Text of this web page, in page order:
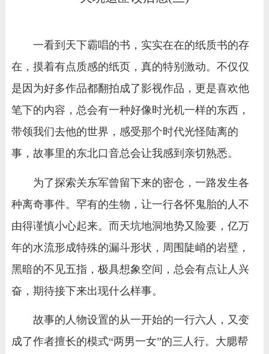
一看到天下霸唱的书，实实在在的纸质书的存
在，摸着有点质感的纸页，真的特别激动。不仅仅
是因为好多作品都翻拍成了影视作品，更是喜欢他
笔下的内容，总会有一种好像时光机一样的东西，
带领我们去他的世界，感受那个时代光怪陆离的
事，故事里的东北口音总会让我感到亲切熟悉。
为了探索关东军曾留下来的密仓，一路发生各
种离奇事件。罕有的生物，让一行各怀鬼胎的人不
由得谨慎小心起来。而天坑地洞地势又险要，亿万
年的水流形成特殊的漏斗形状，周围陡峭的岩壁，
黑暗的不见五指，极具想象空间，总会有点让人兴
奋，期待接下来出现什么样事。
故事的人物设置的从一开始的一行六人，又变
成了作者擅长的模式“两男一女”的三人行。大腮帮